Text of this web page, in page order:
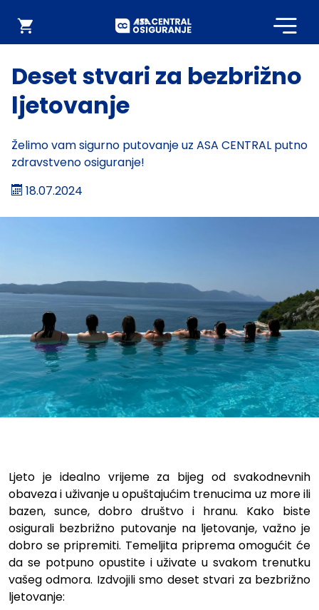
Webshop
Deset stvari za bezbrižno
ljetovanje
Želimo vam sigurno putovanje uz ASA CENTRAL putno
zdravstveno osiguranje!
18.07.2024
Deset stvari za bezbrižno
Ljeto je idealno vrijeme za bijeg od svakodnevnih
obaveza i uživanje u opuštajućim trenucima uz more ili
bazen, sunce, dobro društvo i hranu. Kako biste
osigurali bezbrižno putovanje na ljetovanje, važno je
dobro se pripremiti. Temeljita priprema omogućit će
da se potpuno opustite i uživate u svakom trenutku
vašeg odmora. Izdvojili smo deset stvari za bezbrižno
ljetovanje: